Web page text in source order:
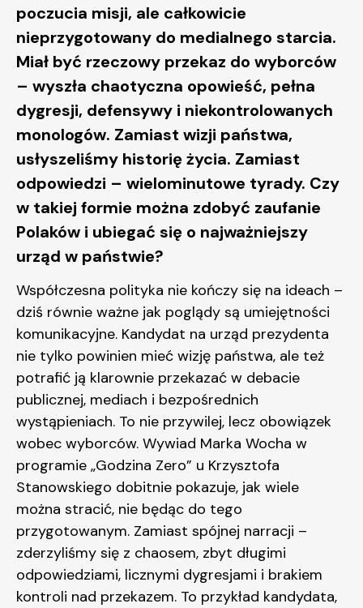
poczucia misji, ale całkowicie
nieprzygotowany do medialnego starcia.
Miał być rzeczowy przekaz do wyborców
– wyszła chaotyczna opowieść, pełna
dygresji, defensywy i niekontrolowanych
monologów. Zamiast wizji państwa,
usłyszeliśmy historię życia. Zamiast
odpowiedzi – wielominutowe tyrady. Czy
w takiej formie można zdobyć zaufanie
Polaków i ubiegać się o najważniejszy
urząd w państwie?
Współczesna polityka nie kończy się na ideach –
dziś równie ważne jak poglądy są umiejętności
komunikacyjne. Kandydat na urząd prezydenta
nie tylko powinien mieć wizję państwa, ale też
potrafić ją klarownie przekazać w debacie
publicznej, mediach i bezpośrednich
wystąpieniach. To nie przywilej, lecz obowiązek
wobec wyborców. Wywiad Marka Wocha w
programie „Godzina Zero” u Krzysztofa
Stanowskiego dobitnie pokazuje, jak wiele
można stracić, nie będąc do tego
przygotowanym. Zamiast spójnej narracji –
zderzyliśmy się z chaosem, zbyt długimi
odpowiedziami, licznymi dygresjami i brakiem
kontroli nad przekazem. To przykład kandydata,